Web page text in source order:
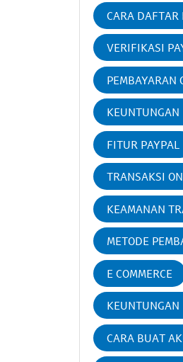
CARA DAFTAR
VERIFIKASI
PEMBAYARAN
KEUNTUNGAN
FITUR PAYPAL
TRANSAKSI
KEAMANAN
METODE
E COMMERCE
KEUNTUNGAN
CARA BUAT